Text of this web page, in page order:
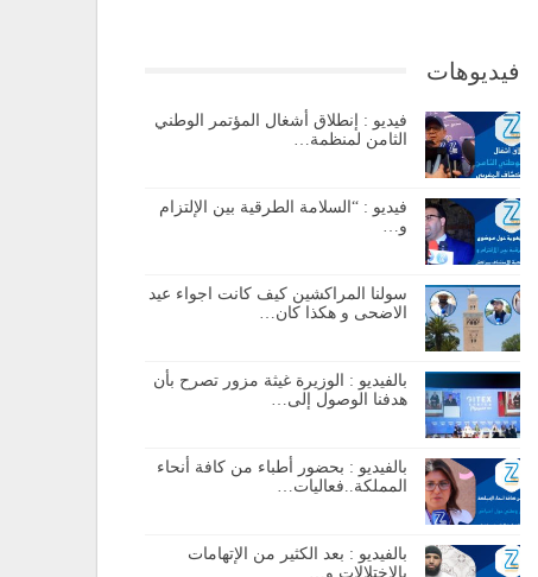
فيديوهات
فيديو : إنطلاق أشغال المؤتمر الوطني
الثامن لمنظمة…
فيديو : “السلامة الطرقية بين الإلتزام
و…
سولنا المراكشين كيف كانت اجواء عيد
الاضحى و هكذا كان…
بالفيديو : الوزيرة غيثة مزور تصرح بأن
هدفنا الوصول إلى…
بالفيديو : بحضور أطباء من كافة أنحاء
المملكة..فعاليات…
بالفيديو : بعد الكثير من الإتهامات
بالإختلالات و…